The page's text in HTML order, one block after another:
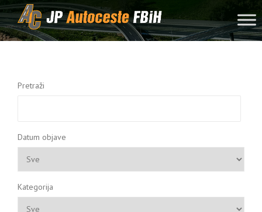
Skip to content
Pretraži
Datum objave
Kategorija